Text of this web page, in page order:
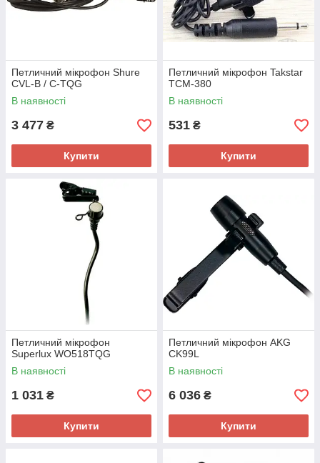
Петличний мікрофон Shure
CVL-B / C-TQG
В наявності
3 477 ₴
Купити
Петличний мікрофон Takstar
TCM-380
В наявності
531 ₴
Купити
Петличний мікрофон
Superlux WO518TQG
В наявності
1 031 ₴
Купити
Петличний мікрофон AKG
CK99L
В наявності
6 036 ₴
Купити